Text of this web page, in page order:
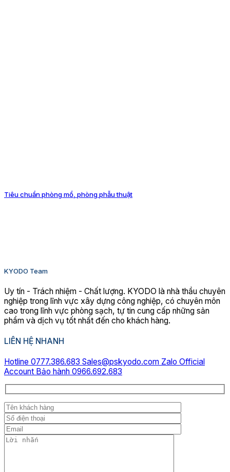
Tiêu chuẩn phòng mổ, phòng phẫu thuật
KYODO Team
Uy tín - Trách nhiệm - Chất lượng. KYODO là nhà thầu chuyên
nghiệp trong lĩnh vực xây dựng công nghiệp, có chuyên môn
cao trong lĩnh vực phòng sạch, tự tin cung cấp những sản
phẩm và dịch vụ tốt nhất đến cho khách hàng.
LIÊN HỆ NHANH
Hotline 0777.386.683 Sales@pskyodo.com Zalo Official
Account Bảo hành 0966.692.683